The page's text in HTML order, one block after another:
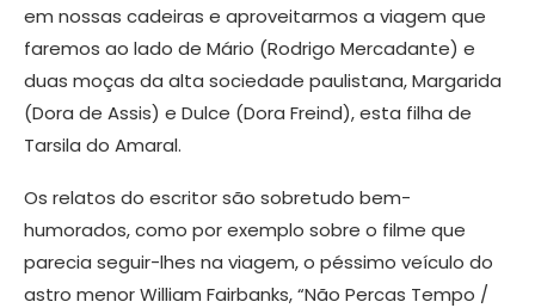
em nossas cadeiras e aproveitarmos a viagem que
faremos ao lado de Mário (Rodrigo Mercadante) e
duas moças da alta sociedade paulistana, Margarida
(Dora de Assis) e Dulce (Dora Freind), esta filha de
Tarsila do Amaral.
Os relatos do escritor são sobretudo bem-
humorados, como por exemplo sobre o filme que
parecia seguir-lhes na viagem, o péssimo veículo do
astro menor William Fairbanks, “Não Percas Tempo /